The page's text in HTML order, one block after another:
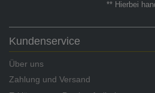
** Hierbei
Kundenservice
Über uns
Zahlung und Versand